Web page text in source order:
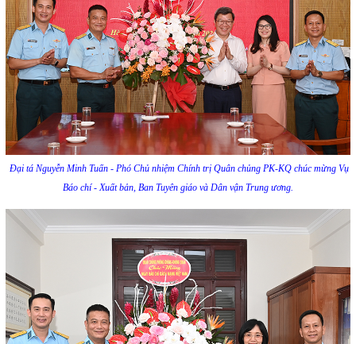
Đại tá Nguyễn Minh Tuấn - Phó Chủ nhiệm Chính trị Quân chủng PK-KQ chúc mừng Vụ
Báo chí - Xuất bản, Ban Tuyên giáo và Dân vận Trung ương.